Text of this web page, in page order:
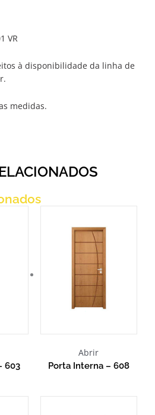
VR
à disponibilidade da linha de
medidas.
603
Abrir
Porta Interna – 608